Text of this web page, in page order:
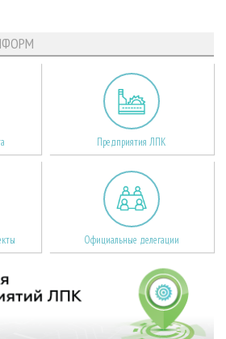
Предприятия ЛПК
Официальные делегации